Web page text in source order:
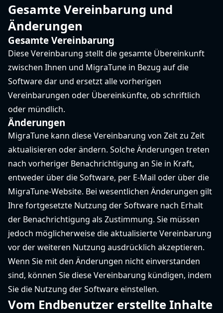
Gesamte Vereinbarung und
Änderungen
Gesamte Vereinbarung
Diese Vereinbarung stellt die gesamte Übereinkunft
zwischen Ihnen und MigraTune in Bezug auf die
Software dar und ersetzt alle vorherigen
Vereinbarungen oder Übereinkünfte, ob schriftlich
oder mündlich.
Änderungen
MigraTune kann diese Vereinbarung von Zeit zu Zeit
aktualisieren oder ändern. Solche Änderungen treten
nach vorheriger Benachrichtigung an Sie in Kraft,
entweder über die Software, per E-Mail oder über die
MigraTune-Website. Bei wesentlichen Änderungen gilt
Ihre fortgesetzte Nutzung der Software nach Erhalt
der Benachrichtigung als Zustimmung. Sie müssen
jedoch möglicherweise die aktualisierte Vereinbarung
vor der weiteren Nutzung ausdrücklich akzeptieren.
Wenn Sie mit den Änderungen nicht einverstanden
sind, können Sie diese Vereinbarung kündigen, indem
Sie die Nutzung der Software einstellen.
Vom Endbenutzer erstellte Inhalte